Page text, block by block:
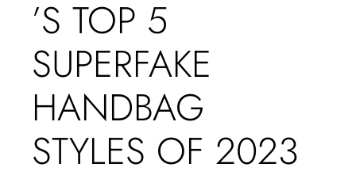
’S TOP 5
SUPERFAKE
HANDBAG
STYLES OF 2023